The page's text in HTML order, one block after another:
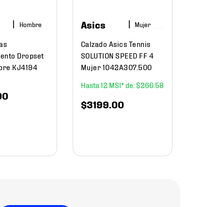
Hombre
Dropset
KJ4194
Asics Mujer
Calzado Asics Tennis
SOLUTION SPEED FF 4
Mujer 1042A307.500
12
$266. 58
$3199.00